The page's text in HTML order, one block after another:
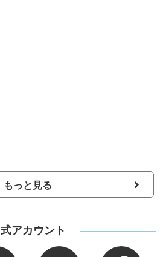
もっと見る
アカウント